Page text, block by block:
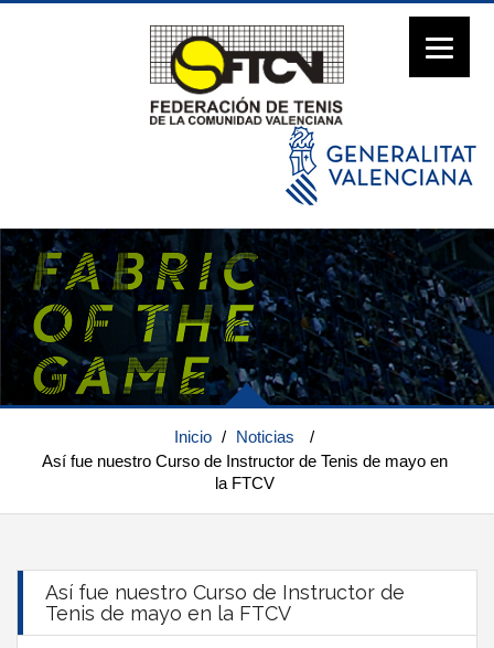
Inicio / Noticias
/
Así fue nuestro Curso de Instructor de Tenis de mayo en
la FTCV
Así fue nuestro Curso de Instructor de
Tenis de mayo en la FTCV